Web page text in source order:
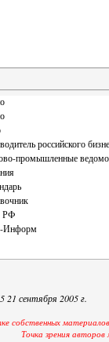
российского
промышленные
РФ
сентября 2005 г.
собственных
Точка зрения